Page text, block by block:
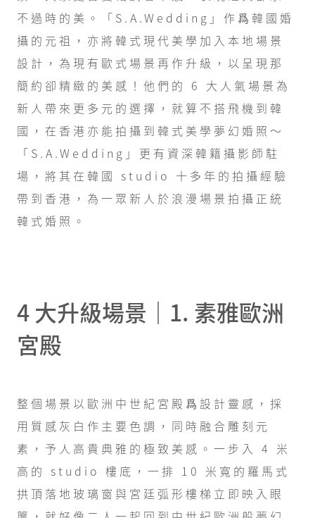
不過時的美。「S.A.Wedding」作爲韓國婚
攝的元祖，亦將韓式現代美學加入本地場景
設計，為現有歐式場景再作升級，以呈現那
簡約卻精緻的美感！他們的 6 大人氣場景為
新人帶來更多元的選擇，就算不搭飛機到韓
國，在香港亦能拍攝到韓式美學夢幻婚照～
「S.A.Wedding」更有資深韓籍攝影師駐
場，將其在韓國 studio 十多年的拍攝經驗
帶到香港，為一眾新人於浪漫場景拍攝正統
韓式婚照。
4 大升級場景｜1. 素雅歐洲
宮殿
整個場景以歐洲中世紀宮殿爲設計靈感，採
用質感灰白作主要色調，同時融合雕刻元
素，予人高貴典雅的極致美感。一步入 4 米
高的 studio 樓底，一排 10 米寬的羅馬式
拱頂落地玻璃窗與宮廷弧形樓梯立即映入眼